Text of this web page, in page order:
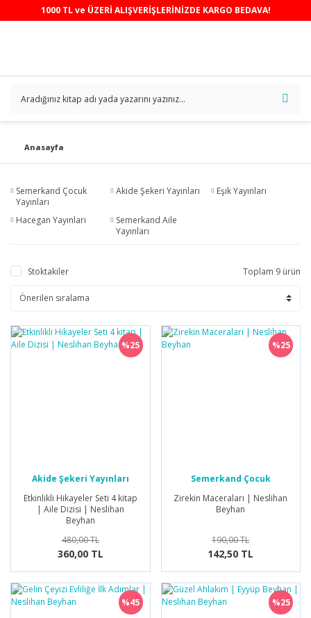
1000 TL ve ÜZERİ ALIŞVERİŞLERİNİZDE KARGO BEDAVA!
Anasayfa
Semerkand Çocuk
Yayınları
Akide Şekeri Yayınları Eşik Yayınları
Hacegan Yayınları
Semerkand Aile
Yayınları
Stoktakiler Toplam 9 ürün
%25
Akide Şekeri Yayınları
Etkinlikli Hikayeler Seti 4 kitap
| Aile Dizisi | Neslihan
Beyhan
480,00 TL
360,00 TL
%25
Semerkand Çocuk
Yayınları
Zirekin Maceraları | Neslihan
Beyhan
190,00 TL
142,50 TL
%45 %25